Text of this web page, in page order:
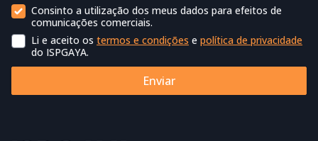
Contacto Comercial
Consinto a utilização dos meus dados para efeitos de
comunicações comerciais.
Termos de utilização
Li e aceito os termos e condições e política de privacidade
do ISPGAYA.
Enviar